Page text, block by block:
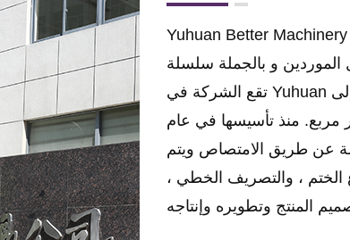
و
تقع الشركة في Yuhuan وهي مدينة حدائق على شاطئ بحر الصين الشرقي. لقد انتقلنا إلى
منذ عام 2012 ، والذي يزيد مساحته عن 10000 متر مربع. منذ تأسيسها في عام
عن طريق الامتصاص ويتم
الختم ، والتصريف الخطي ،